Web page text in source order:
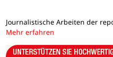
Journalistische Arbeiten der
Mehr erfahren